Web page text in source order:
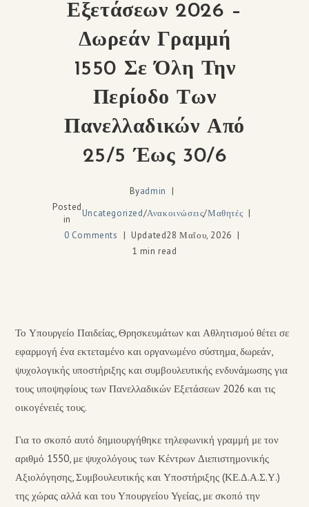
Εξετάσεων 2026 –
Δωρεάν Γραμμή
1550 Σε Όλη Την
Περίοδο Των
Πανελλαδικών Από
25/5 Έως 30/6
Byadmin
Posted
in
Uncategorized/Ανακοινώσεις/Μαθητές
0 Comments
Updated28 Μαΐου, 2026
1 min read
Το Υπουργείο Παιδείας, Θρησκευμάτων και Αθλητισμού θέτει σε
εφαρμογή ένα εκτεταμένο και οργανωμένο σύστημα, δωρεάν,
ψυχολογικής υποστήριξης και συμβουλευτικής ενδυνάμωσης για
τους υποψηφίους των Πανελλαδικών Εξετάσεων 2026 και τις
οικογένειές τους.
Για το σκοπό αυτό δημιουργήθηκε τηλεφωνική γραμμή με τον
αριθμό 1550, με ψυχολόγους των Κέντρων Διεπιστημονικής
Αξιολόγησης, Συμβουλευτικής και Υποστήριξης (ΚΕ.Δ.Α.Σ.Υ.)
της χώρας αλλά και του Υπουργείου Υγείας, με σκοπό την